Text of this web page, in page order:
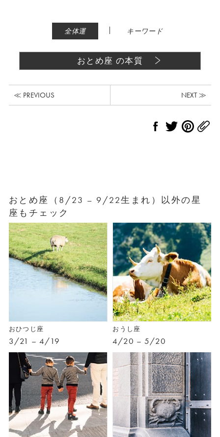
全体運 | キーワード
おとめ座 の本質
≪ PREVIOUS NEXT ≫
おとめ座（8/23 – 9/22生まれ）以外の星
座もチェック
おひつじ座
3/21 – 4/19
おうし座
4/20 – 5/20